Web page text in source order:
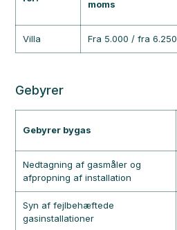
moms
Villa Fra 5.000 / fra 6.250
Gebyrer
Gebyrer bygas
Nedtagning af gasmåler og
afpropning af installation
Syn af fejlbehæftede
gasinstallationer